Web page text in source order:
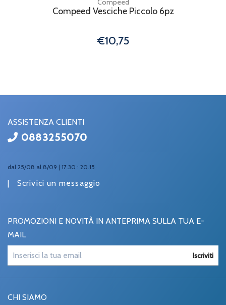
Compeed Vesciche Piccolo 6pz
€10,75
ASSISTENZA CLIENTI
0883255070
dal 25/08 al 8/09 | 17.30 : 20.15
| Scrivici un messaggio
PROMOZIONI E NOVITÀ IN ANTEPRIMA SULLA TUA E-
MAIL
Iscriviti
CHI SIAMO